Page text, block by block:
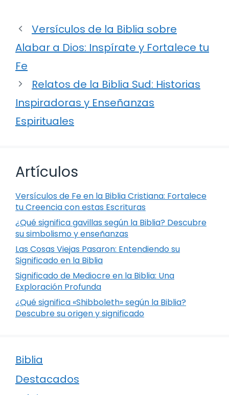
Versículos de la Biblia sobre
Alabar a Dios: Inspírate y Fortalece tu
Fe
Relatos de la Biblia Sud: Historias
Inspiradoras y Enseñanzas
Espirituales
Artículos
Versículos de Fe en la Biblia Cristiana: Fortalece
tu Creencia con estas Escrituras
¿Qué significa gavillas según la Biblia? Descubre
su simbolismo y enseñanzas
Las Cosas Viejas Pasaron: Entendiendo su
Significado en la Biblia
Significado de Mediocre en la Biblia: Una
Exploración Profunda
¿Qué significa «Shibboleth» según la Biblia?
Descubre su origen y significado
Biblia
Destacados